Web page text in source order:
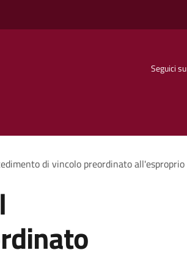
Seguici su
di vincolo preordinato all'esproprio